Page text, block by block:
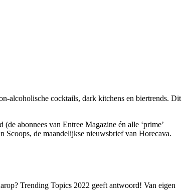
alcoholische cocktails, dark kitchens en biertrends. Dit
abonnees van Entree Magazine én alle ‘prime’
Scoops, de maandelijkse nieuwsbrief van Horecava.
Trending Topics 2022 geeft antwoord! Van eigen